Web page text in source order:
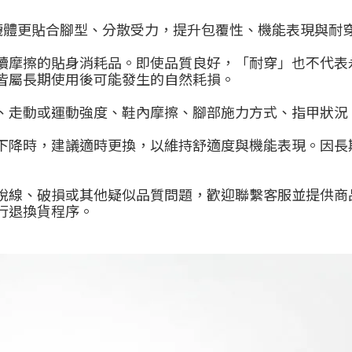
更貼合腳型、分散受力，提升包覆性、機能表現與耐
擦的貼身消耗品。即使品質良好，「耐穿」也不代
長期使用後可能發生的自然耗損。
動或運動強度、鞋內摩擦、腳部施力方式、指甲狀
時，建議適時更換，以維持舒適度與機能表現。因
、破損或其他疑似品質問題，歡迎聯繫客服並提供
換貨程序。